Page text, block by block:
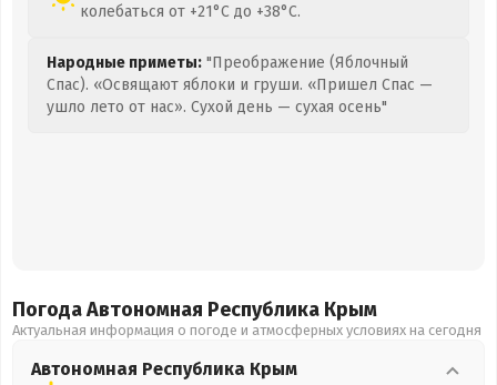
колебаться от +21°C до +38°C.
Народные приметы: "Преображение (Яблочный
Спас). «Освящают яблоки и груши. «Пришел Спас —
ушло лето от нас». Сухой день — сухая осень"
Погода Автономная Республика Крым
Актуальная информация о погоде и атмосферных условиях на сегодня
Автономная Республика Крым